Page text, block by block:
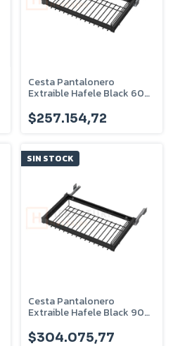
Cesta Pantalonero
Extraible Hafele Black 600
$257.154,72
SIN STOCK
Cesta Pantalonero
Extraible Hafele Black 900
$304.075,77